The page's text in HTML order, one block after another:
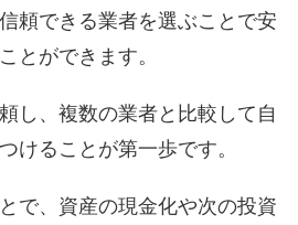
頼できる業者を選ぶことで安
とができます。
し、複数の業者と比較して自
けることが第一歩です。
で、資産の現金化や次の投資